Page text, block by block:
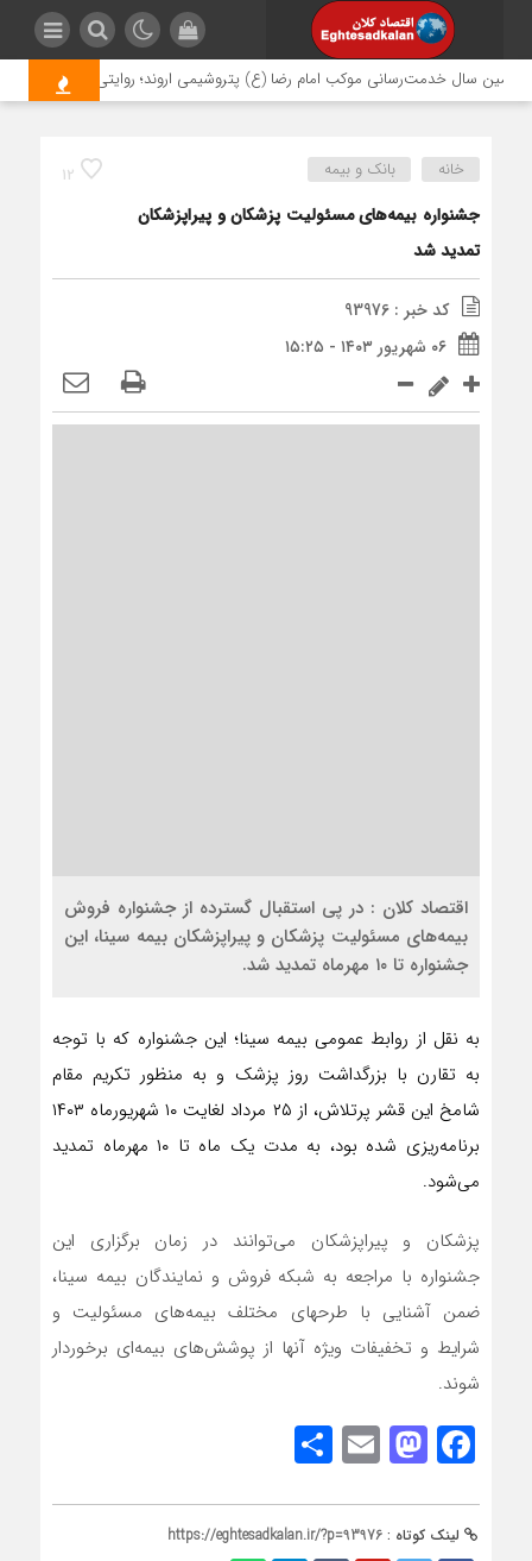
سال خدمت‌رسانی موکب امام رضا (ع) پتروشیمی اروند؛ روایتی از مسئولیت
12 خانه بانک و بیمه
جشنواره بیمه‌های مسئولیت پزشکان و پیراپزشکان
تمدید شد
کد خبر : 93976
۰۶ شهریور ۱۴۰۳ - ۱۵:۲۵
اقتصاد کلان : در پی استقبال گسترده از جشنواره فروش
بیمه‌های مسئولیت پزشکان و پیراپزشکان بیمه سینا، این
جشنواره تا ۱۰ مهرماه تمدید شد.
به نقل از روابط عمومی بیمه سینا؛ این جشنواره که با توجه
به تقارن با بزرگداشت روز پزشک و به منظور تکریم مقام
شامخ این قشر پرتلاش، از ۲۵ مرداد لغایت ۱۰ شهریورماه ۱۴۰۳
برنامه‌ریزی شده بود، به مدت یک ماه تا ۱۰ مهرماه تمدید
می‌شود.
پزشکان و پیراپزشکان می‌توانند در زمان برگزاری این
جشنواره با مراجعه به شبکه فروش و نمایندگان بیمه سینا،
ضمن آشنایی با طرحهای مختلف بیمه‌های مسئولیت و
شرایط و تخفیفات ویژه آنها از پوشش‌های بیمه‌ای برخوردار
شوند.
Facebook
Mastodon
Email
لینک کوتاه : https://eghtesadkalan.ir/?p=93976